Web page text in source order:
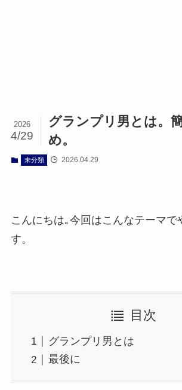
グランプリ男とは。
め。
2026
4/29
未分類 2026.04.29
こんにちは｡今回はこんなテーマで
す。
目次
グランプリ男とは
最後に